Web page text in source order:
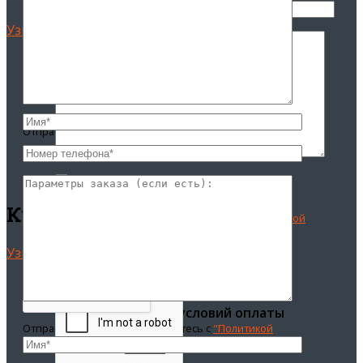
"Политикой
Отправляя заявку, вы соглашаетесь с"Политикой
конфиденциальности"
Узнать цену
Отправляя заявку, вы соглашаетесь с "Политикой
конфиденциальности"
Куб
Узнать цену
Запрос цены и условий оплаты